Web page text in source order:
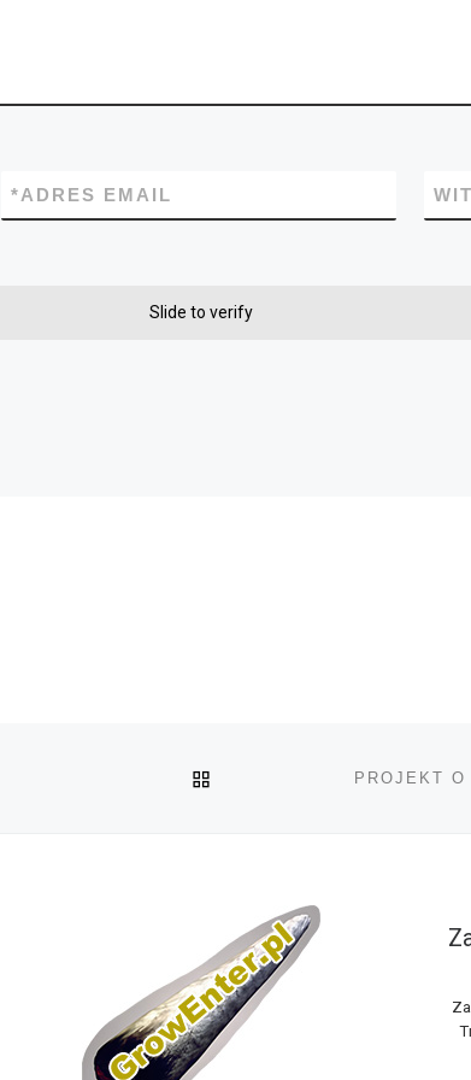
ADRES EMAIL
*
Slide to verify
POWRÓT DO LISTY